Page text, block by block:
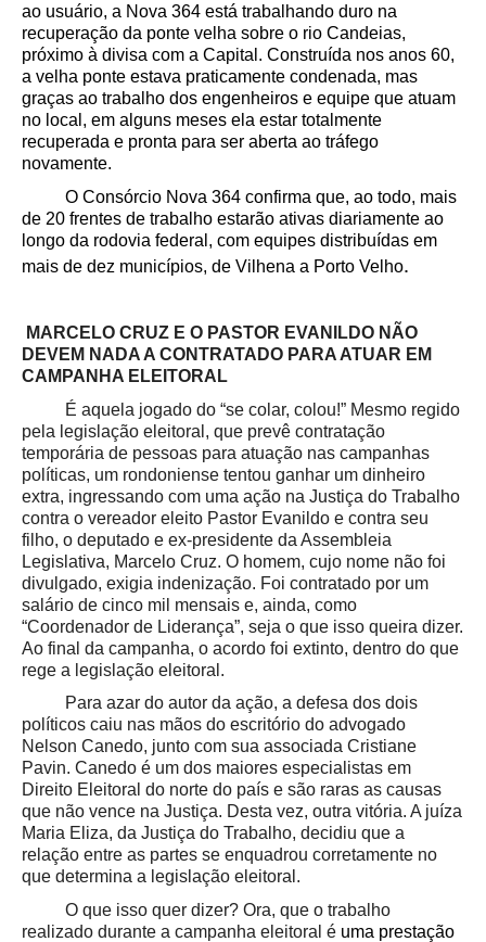
ao usuário, a Nova 364 está trabalhando duro na
recuperação da ponte velha sobre o rio Candeias,
próximo à divisa com a Capital. Construída nos anos 60,
a velha ponte estava praticamente condenada, mas
graças ao trabalho dos engenheiros e equipe que atuam
no local, em alguns meses ela estar totalmente
recuperada e pronta para ser aberta ao tráfego
novamente.
O Consórcio Nova 364 confirma que, ao todo, mais
de 20 frentes de trabalho estarão ativas diariamente ao
longo da rodovia federal, com equipes distribuídas em
mais de dez municípios, de Vilhena a Porto Velho.
MARCELO CRUZ E O PASTOR EVANILDO NÃO
DEVEM NADA A CONTRATADO PARA ATUAR EM
CAMPANHA ELEITORAL
É aquela jogado do “se colar, colou!” Mesmo regido
pela legislação eleitoral, que prevê contratação
temporária de pessoas para atuação nas campanhas
políticas, um rondoniense tentou ganhar um dinheiro
extra, ingressando com uma ação na Justiça do Trabalho
contra o vereador eleito Pastor Evanildo e contra seu
filho, o deputado e ex-presidente da Assembleia
Legislativa, Marcelo Cruz. O homem, cujo nome não foi
divulgado, exigia indenização. Foi contratado por um
salário de cinco mil mensais e, ainda, como
“Coordenador de Liderança”, seja o que isso queira dizer.
Ao final da campanha, o acordo foi extinto, dentro do que
rege a legislação eleitoral.
Para azar do autor da ação, a defesa dos dois
políticos caiu nas mãos do escritório do advogado
Nelson Canedo, junto com sua associada Cristiane
Pavin. Canedo é um dos maiores especialistas em
Direito Eleitoral do norte do país e são raras as causas
que não vence na Justiça. Desta vez, outra vitória. A juíza
Maria Eliza, da Justiça do Trabalho, decidiu que a
relação entre as partes se enquadrou corretamente no
que determina a legislação eleitoral.
O que isso quer dizer? Ora, que o trabalho
realizado durante a campanha eleitoral é uma prestação